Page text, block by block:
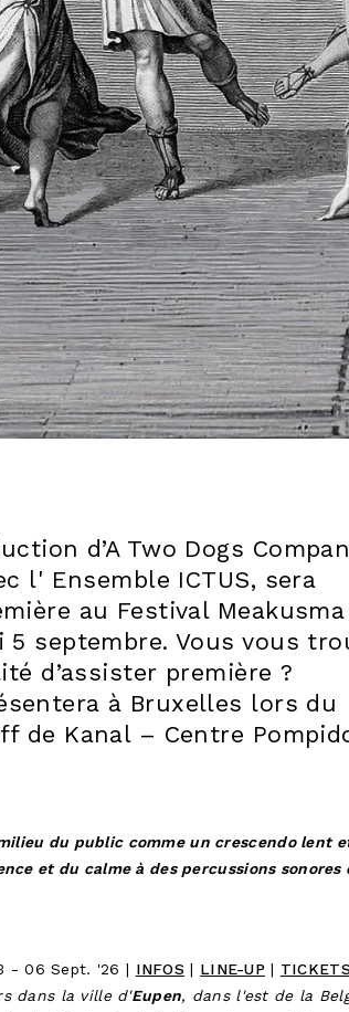
d’A Two Dogs
l' Ensemble ICTUS, sera
au Festival
5 septembre. Vous vous
d’assister première ?
à Bruxelles lors du
de Kanal – Centre
milieu du public comme un crescendo lent
et du calme à des percussions sonores
- 06 Sept. '26 | INFOS | LINE-UP|
dans la ville d'Eupen, dans l'est de la